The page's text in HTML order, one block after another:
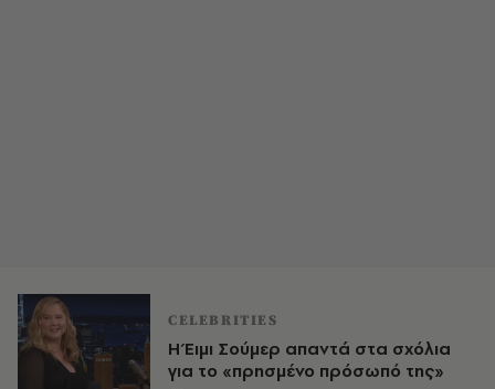
CELEBRITIES
Η Έιμι Σούμερ απαντά στα σχόλια
για το «πρησμένο πρόσωπό της»